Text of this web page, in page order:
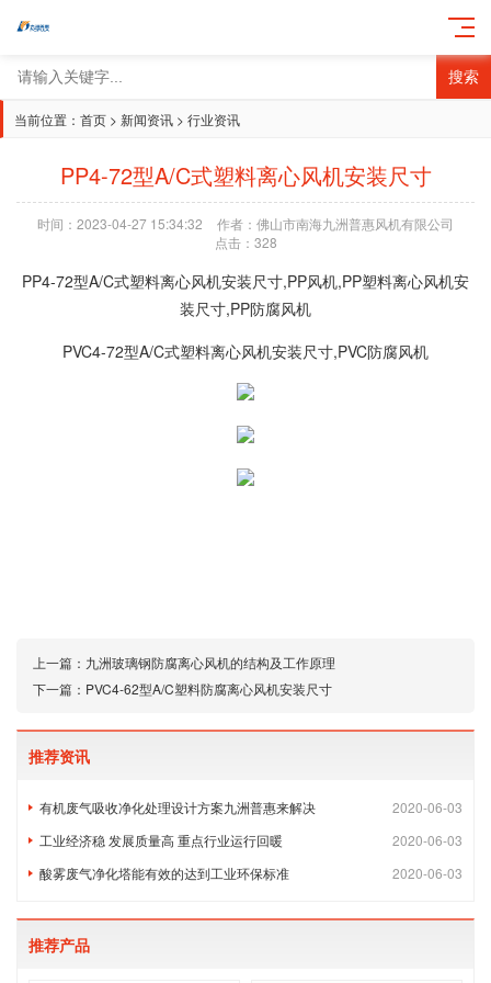
搜索
当前位置： 首页 > 新闻资讯 > 行业资讯
PP4-72型A/C式塑料离心风机安装尺寸
时间：2023-04-27 15:34:32
作者：佛山市南海九洲普惠风机有限公司
点击： 328
PP4-72型A/C式塑料离心风机安装尺寸,PP风机,PP塑料离心风机安
装尺寸,PP防腐风机
PVC4-72型A/C式塑料离心风机安装尺寸,PVC防腐风机
上一篇： 九洲玻璃钢防腐离心风机的结构及工作原理
下一篇： PVC4-62型A/C塑料防腐离心风机安装尺寸
推荐资讯
2020-06-03
有机废气吸收净化处理设计方案九洲普惠来解决
2020-06-03
工业经济稳 发展质量高 重点行业运行回暖
2020-06-03
酸雾废气净化塔能有效的达到工业环保标准
推荐产品